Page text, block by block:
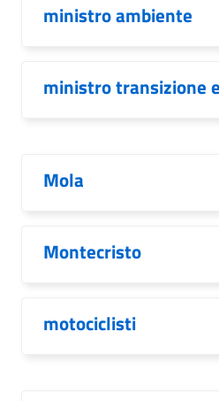
ministro ambiente
ministro transizione
Mola
Montecristo
motociclisti